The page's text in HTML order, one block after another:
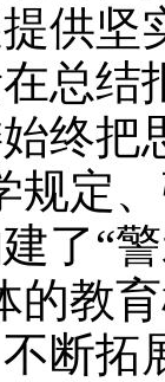
供坚
结
终把
规定
了“
的教
断拓